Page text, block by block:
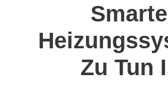
Zu Tun